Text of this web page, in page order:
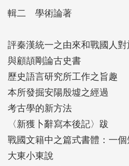
輯二 學術論著
評秦漢統一之由來和戰國人
與顧頡剛論古史書
歷史語言研究所工作之旨趣
本所發掘安陽殷墟之經過
考古學的新方法
〈新獲卜辭寫本後記〉跋
戰國文籍中之篇式書體：一個
大東小東說